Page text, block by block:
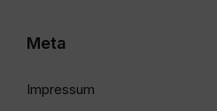
Meta
Impressum